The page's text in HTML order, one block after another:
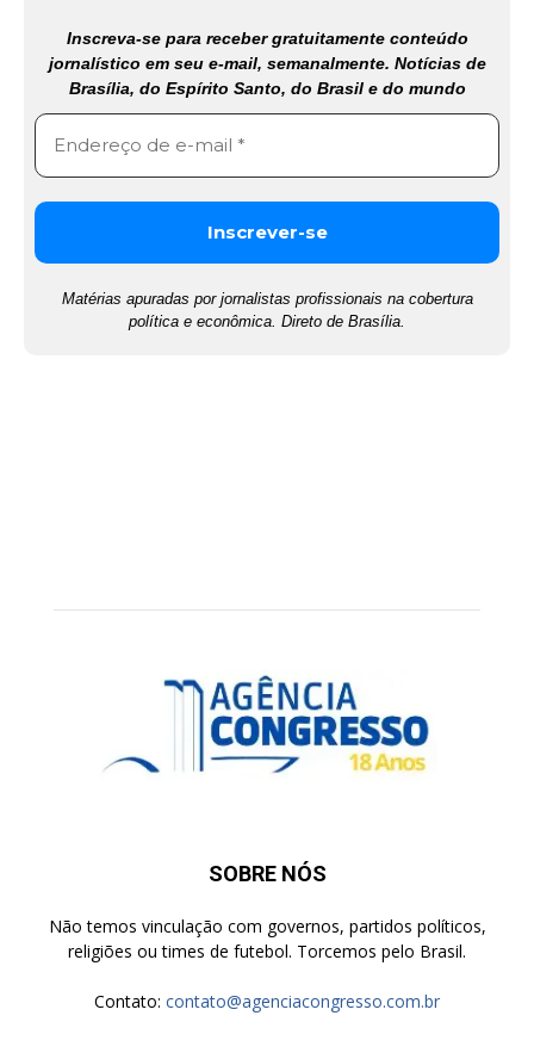
Inscreva-se para receber gratuitamente conteúdo
jornalístico em seu e-mail, semanalmente. Notícias de
Brasília, do Espírito Santo, do Brasil e do mundo
Matérias apuradas por jornalistas profissionais na cobertura
política e econômica. Direto de Brasília.
SOBRE NÓS
Não temos vinculação com governos, partidos políticos,
religiões ou times de futebol. Torcemos pelo Brasil.
Contato: contato@agenciacongresso.com.br